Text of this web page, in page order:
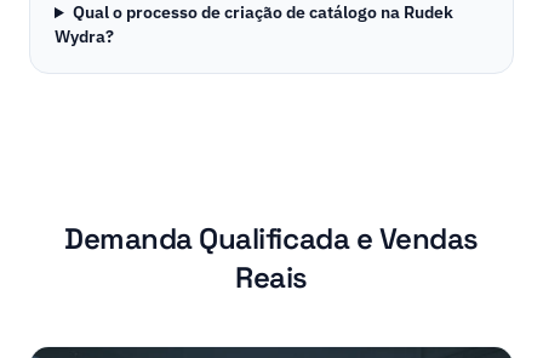
Qual o processo de criação de catálogo na Rudek
Wydra?
Demanda Qualificada e Vendas
Reais